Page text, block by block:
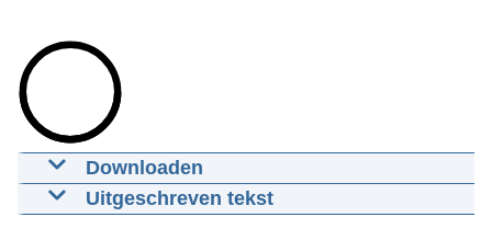
Downloaden
Tech Support Scam
08-03-2021 00:14:23 mp4 1500 MB
Uitgeschreven tekst